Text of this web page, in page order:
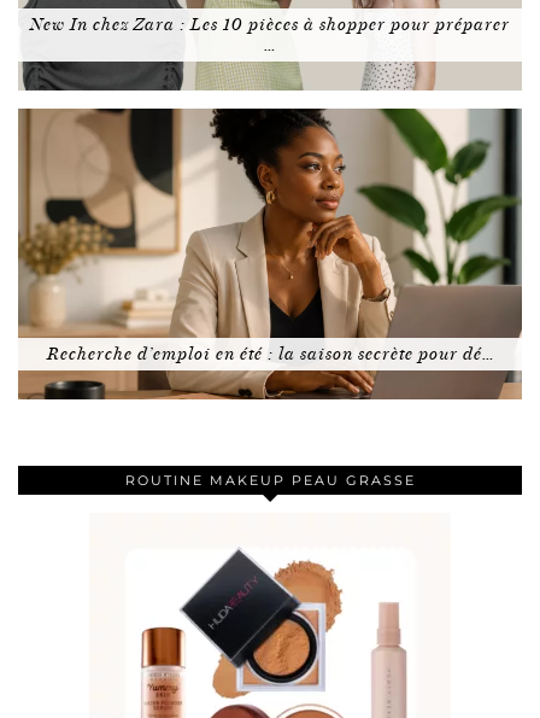
New In chez Zara : Les 10 pièces à shopper pour préparer
…
Recherche d’emploi en été : la saison secrète pour dé…
ROUTINE MAKEUP PEAU GRASSE